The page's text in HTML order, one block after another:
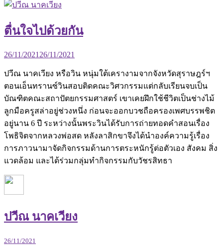
ตื่นใจไปด้วยกัน
26/11/2021 26/11/2021
ปวีณ นาคเวียง หรือวิน หนุ่มใต้เครางามจากจังหวัดสุราษฎร์ฯ
ตอนเอ็นทรานซ์วินสอบติดคณะวิศวกรรมแต่กลับเรียนจบเป็น
บัณฑิตคณะสถาปัตยกรรมศาสตร์ เขาเคยฝึกใช้ชีวิตเป็นช่างไม้
ลูกมือครูสล่าอยู่ช่วงหนึ่ง ก่อนจะออกบวชถือครองเพศบรรพชิต
อยู่นาน 6 ปี ระหว่างนั้นพระวินได้รับการถ่ายทอดคำสอนเรื่อง
โพธิจิตจากหลวงพ่อสด หลังลาสิกขาจึงได้นำองค์ความรู้เรื่อง
การภาวนามาจัดกิจกรรมด้านการตระหนักรู้ต่อตัวเอง สังคม สิ่ง
แวดล้อม และได้ร่วมกลุ่มทำกิจกรรมกับวัชรสิทธา
ปวีณ นาคเวียง
26/11/2021